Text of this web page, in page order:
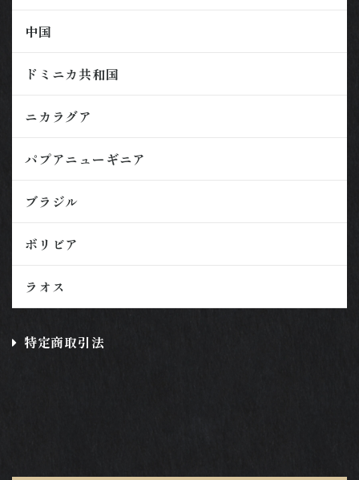
中国
ドミニカ共和国
ニカラグア
パプアニューギニア
ブラジル
ボリビア
ラオス
特定商取引法